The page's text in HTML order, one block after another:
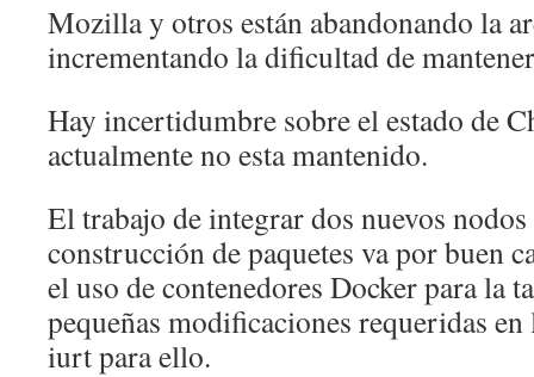
Mozilla y otros están abandonando la
incrementando la dificultad de
Hay incertidumbre sobre el estado de
actualmente no esta mantenido.
El trabajo de integrar dos nuevos
construcción de paquetes va por buen
el uso de contenedores Docker para la
pequeñas modificaciones requeridas
iurt para ello.